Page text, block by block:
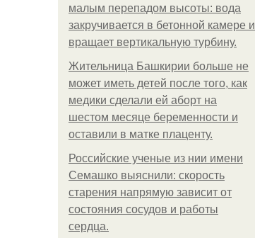
малым перепадом высоты: вода
закручивается в бетонной камере и
вращает вертикальную турбину.
Жительница Башкирии больше не
может иметь детей после того, как
медики сделали ей аборт на
шестом месяце беременности и
оставили в матке плаценту.
Российские ученые из нии имени
Семашко выяснили: скорость
старения напрямую зависит от
состояния сосудов и работы
сердца.